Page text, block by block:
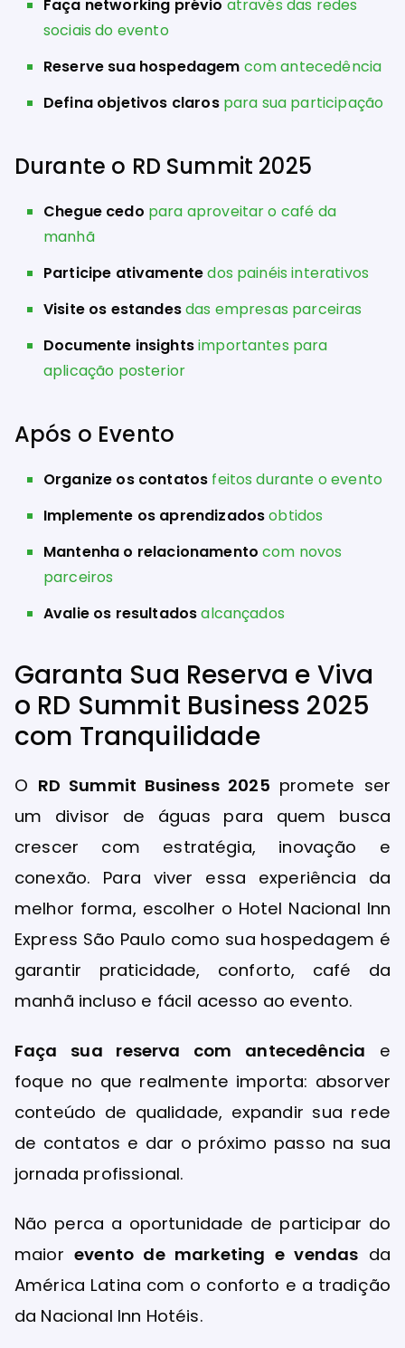
Faça networking prévio através das redes
sociais do evento
Reserve sua hospedagem com antecedência
Defina objetivos clarospara sua participação
Durante o RD Summit 2025
Chegue cedo para aproveitar o café da
manhã
Participe ativamentedos painéis interativos
Visite os estandesdas empresas parceiras
Documente insightsimportantes para
aplicação posterior
Após o Evento
Organize os contatos feitos durante o evento
Implemente os aprendizadosobtidos
Mantenha o relacionamento com novos
parceiros
Avalie os resultadosalcançados
Garanta Sua Reserva e Viva
o RD Summit Business 2025
com Tranquilidade
O RD Summit Business 2025 promete ser
um divisor de águas para quem busca
crescer com estratégia, inovação e
conexão. Para viver essa experiência da
melhor forma, escolher o Hotel Nacional Inn
Express São Paulo como sua hospedagem é
garantir praticidade, conforto, café da
manhã incluso e fácil acesso ao evento.
Faça sua reserva com antecedência e
foque no que realmente importa: absorver
conteúdo de qualidade, expandir sua rede
de contatos e dar o próximo passo na sua
jornada profissional.
Não perca a oportunidade de participar do
maiorevento de marketing e vendas da
América Latina com o conforto e a tradição
da Nacional Inn Hotéis.